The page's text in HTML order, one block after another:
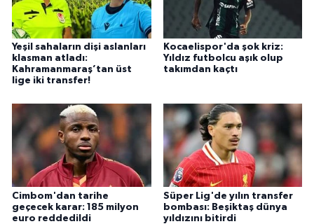
Yeşil sahaların dişi aslanları
klasman atladı:
Kahramanmaraş’tan üst
lige iki transfer!
Kocaelispor'da şok kriz:
Yıldız futbolcu aşık olup
takımdan kaçtı
Cimbom'dan tarihe
geçecek karar: 185 milyon
euro reddedildi
Süper Lig'de yılın transfer
bombası: Beşiktaş dünya
yıldızını bitirdi